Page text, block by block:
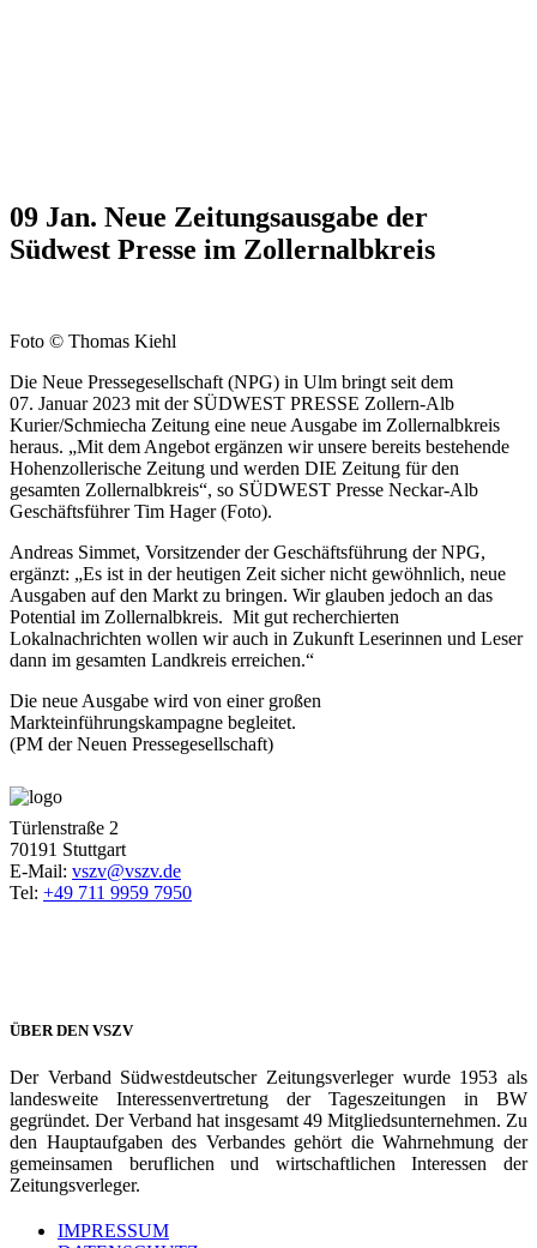
09 Jan. Neue Zeitungsausgabe der
Südwest Presse im Zollernalbkreis
Foto © Thomas Kiehl
Die Neue Pressegesellschaft (NPG) in Ulm bringt seit dem
07. Januar 2023 mit der SÜDWEST PRESSE Zollern-Alb
Kurier/Schmiecha Zeitung eine neue Ausgabe im Zollernalbkreis
heraus. „Mit dem Angebot ergänzen wir unsere bereits bestehende
Hohenzollerische Zeitung und werden DIE Zeitung für den
gesamten Zollernalbkreis“, so SÜDWEST Presse Neckar-Alb
Geschäftsführer Tim Hager (Foto).
Andreas Simmet, Vorsitzender der Geschäftsführung der NPG,
ergänzt: „Es ist in der heutigen Zeit sicher nicht gewöhnlich, neue
Ausgaben auf den Markt zu bringen. Wir glauben jedoch an das
Potential im Zollernalbkreis. Mit gut recherchierten
Lokalnachrichten wollen wir auch in Zukunft Leserinnen und Leser
dann im gesamten Landkreis erreichen.“
Die neue Ausgabe wird von einer großen
Markteinführungskampagne begleitet.
(PM der Neuen Pressegesellschaft)
Türlenstraße 2
70191 Stuttgart
E-Mail: vszv@vszv.de
Tel: +49 711 9959 7950
ÜBER DEN VSZV
Der Verband Südwestdeutscher Zeitungsverleger wurde 1953 als
landesweite Interessenvertretung der Tageszeitungen in BW
gegründet. Der Verband hat insgesamt 49 Mitgliedsunternehmen. Zu
den Hauptaufgaben des Verbandes gehört die Wahrnehmung der
gemeinsamen beruflichen und wirtschaftlichen Interessen der
Zeitungsverleger.
IMPRESSUM